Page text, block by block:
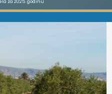
za 2025. godinu